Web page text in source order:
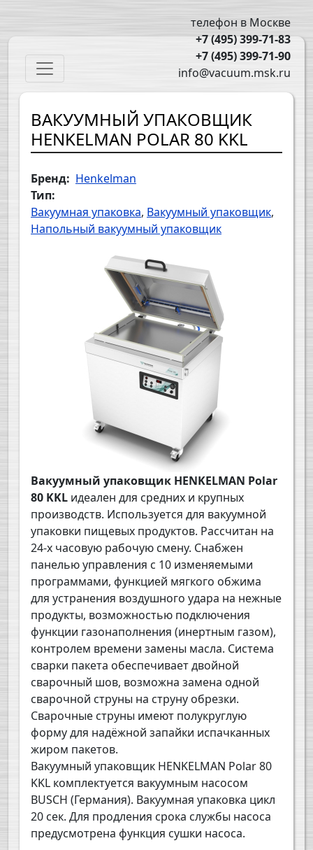
телефон в Москве
+7 (495) 399-71-83
+7 (495) 399-71-90
info@vacuum.msk.ru
Main navigation
ВАКУУМНЫЙ УПАКОВЩИК
HENKELMAN POLAR 80 KKL
Бренд
Henkelman
Тип
Вакуумная упаковка Вакуумный упаковщик
Напольный вакуумный упаковщик
Вакуумный упаковщик HENKELMAN Polar
80 KKL идеален для средних и крупных
производств. Используется для вакуумной
упаковки пищевых продуктов. Рассчитан на
24-х часовую рабочую смену. Снабжен
панелью управления с 10 изменяемыми
программами, функцией мягкого обжима
для устранения воздушного удара на нежные
продукты, возможностью подключения
функции газонаполнения (инертным газом),
контролем времени замены масла. Система
сварки пакета обеспечивает двойной
сварочный шов, возможна замена одной
сварочной струны на струну обрезки.
Сварочные струны имеют полукруглую
форму для надёжной запайки испачканных
жиром пакетов.
Вакуумный упаковщик HENKELMAN Polar 80
KKL комплектуется вакуумным насосом
BUSCH (Германия). Вакуумная упаковка цикл
20 сек. Для продления срока службы насоса
предусмотрена функция сушки насоса.